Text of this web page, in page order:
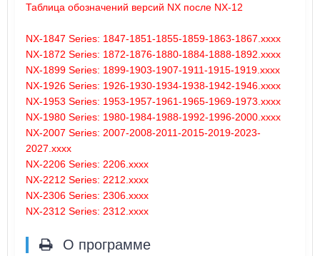
Таблица обозначений версий NX после NX-12
NX-1847 Series: 1847-1851-1855-1859-1863-1867.xxxx
NX-1872 Series: 1872-1876-1880-1884-1888-1892.xxxx
NX-1899 Series: 1899-1903-1907-1911-1915-1919.xxxx
NX-1926 Series: 1926-1930-1934-1938-1942-1946.xxxx
NX-1953 Series: 1953-1957-1961-1965-1969-1973.xxxx
NX-1980 Series: 1980-1984-1988-1992-1996-2000.xxxx
NX-2007 Series: 2007-2008-2011-2015-2019-2023-
2027.xxxx
NX-2206 Series: 2206.xxxx
NX-2212 Series: 2212.xxxx
NX-2306 Series: 2306.xxxx
NX-2312 Series: 2312.xxxx
О программе